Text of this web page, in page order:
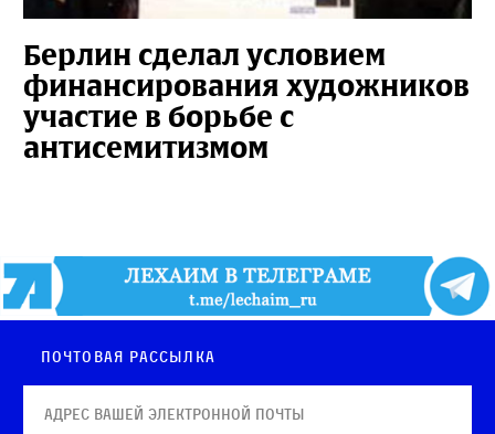
Берлин сделал условием
финансирования художников
участие в борьбе с
антисемитизмом
Почтовая рассылка